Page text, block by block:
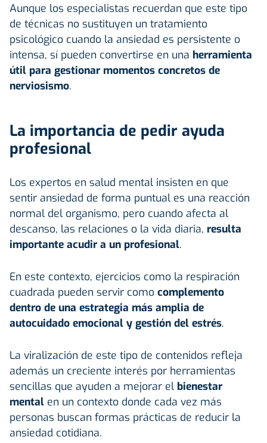
Aunque los especialistas recuerdan que este tipo
de técnicas no sustituyen un tratamiento
psicológico cuando la ansiedad es persistente o
intensa, sí pueden convertirse en una herramienta
útil para gestionar momentos concretos de
nerviosismo.
La importancia de pedir ayuda
profesional
Los expertos en salud mental insisten en que
sentir ansiedad de forma puntual es una reacción
normal del organismo, pero cuando afecta al
descanso, las relaciones o la vida diaria, resulta
importante acudir a un profesional.
En este contexto, ejercicios como la respiración
cuadrada pueden servir como complemento
dentro de una estrategia más amplia de
autocuidado emocional y gestión del estrés.
La viralización de este tipo de contenidos refleja
además un creciente interés por herramientas
sencillas que ayuden a mejorar el bienestar
mental en un contexto donde cada vez más
personas buscan formas prácticas de reducir la
ansiedad cotidiana.